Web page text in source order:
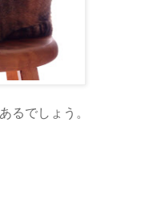
るでしょう。